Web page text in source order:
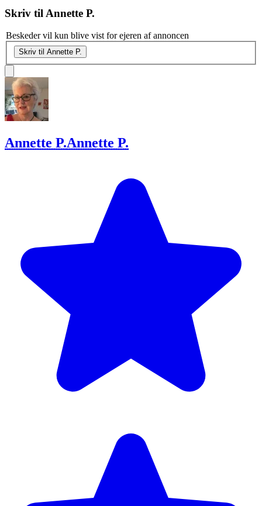
Skriv til Annette P.
Beskeder vil kun blive vist for ejeren af annoncen
Skriv til Annette P.
Annette P.Annette P.